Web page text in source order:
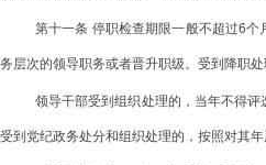
第十一条 停职检查期限一般不超过6
务层次的领导职务或者晋升职级。受到降职
领导干部受到组织处理的，当年不得
受到党纪政务处分和组织处理的，按照对其